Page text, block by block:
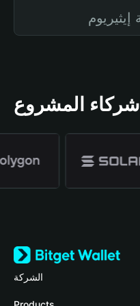
شركاء المشروع
الشركة